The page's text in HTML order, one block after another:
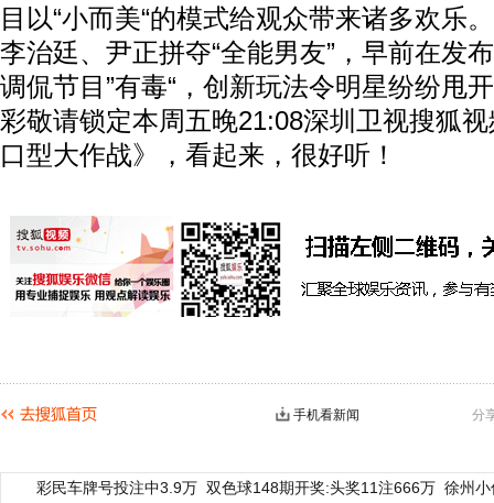
目以“小而美“的模式给观众带来诸多欢乐
李治廷、尹正拼夺“全能男友”，早前在发
调侃节目”有毒“，创新玩法令明星纷纷甩
彩敬请锁定本周五晚21:08深圳卫视搜狐
口型大作战》，看起来，很好听！
分
手机看新闻
彩民车牌号投注中3.9万 双色球148期开奖:头奖11注666万 徐州